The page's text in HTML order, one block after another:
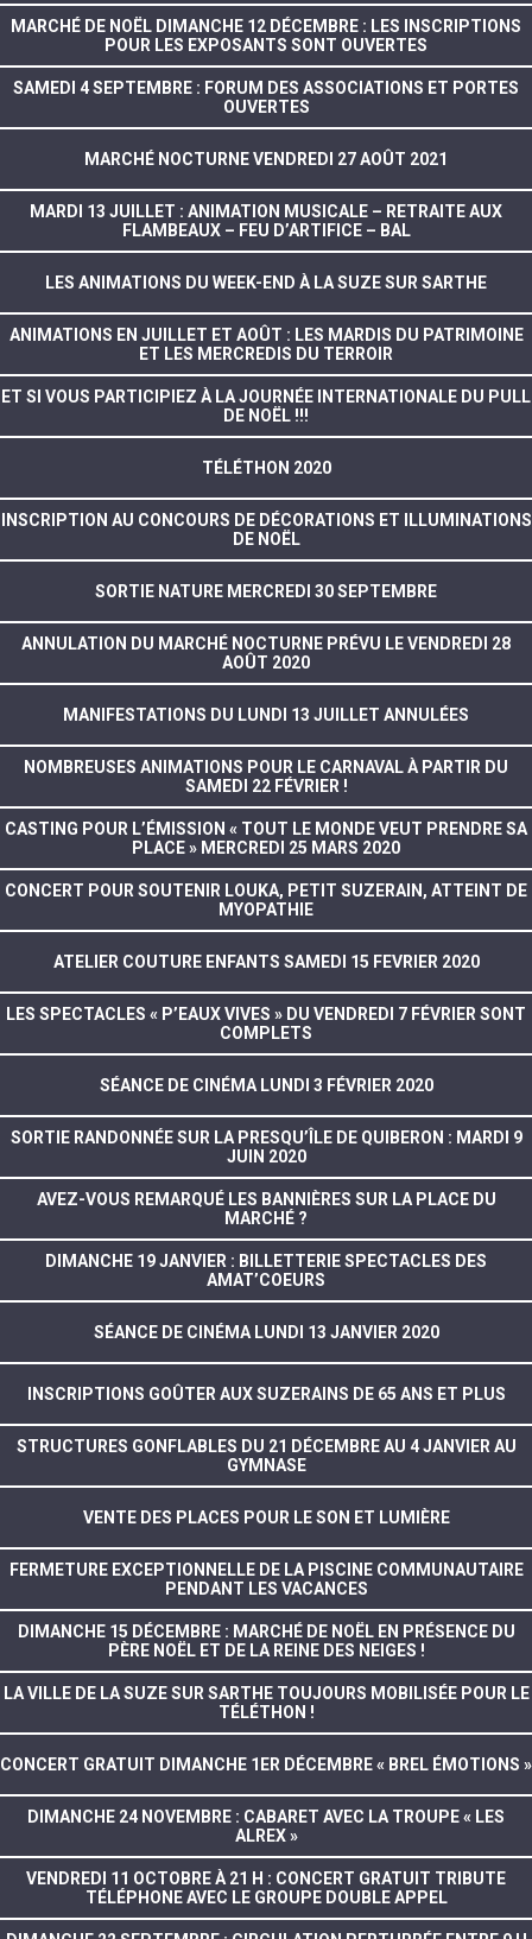
MARCHÉ DE NOËL DIMANCHE 12 DÉCEMBRE : LES INSCRIPTIONS
POUR LES EXPOSANTS SONT OUVERTES
SAMEDI 4 SEPTEMBRE : FORUM DES ASSOCIATIONS ET PORTES
OUVERTES
MARCHÉ NOCTURNE VENDREDI 27 AOÛT 2021
MARDI 13 JUILLET : ANIMATION MUSICALE – RETRAITE AUX
FLAMBEAUX – FEU D’ARTIFICE – BAL
LES ANIMATIONS DU WEEK-END À LA SUZE SUR SARTHE
ANIMATIONS EN JUILLET ET AOÛT : LES MARDIS DU PATRIMOINE
ET LES MERCREDIS DU TERROIR
ET SI VOUS PARTICIPIEZ À LA JOURNÉE INTERNATIONALE DU PULL
DE NOËL !!!
TÉLÉTHON 2020
INSCRIPTION AU CONCOURS DE DÉCORATIONS ET ILLUMINATIONS
DE NOËL
SORTIE NATURE MERCREDI 30 SEPTEMBRE
ANNULATION DU MARCHÉ NOCTURNE PRÉVU LE VENDREDI 28
AOÛT 2020
MANIFESTATIONS DU LUNDI 13 JUILLET ANNULÉES
NOMBREUSES ANIMATIONS POUR LE CARNAVAL À PARTIR DU
SAMEDI 22 FÉVRIER !
CASTING POUR L’ÉMISSION « TOUT LE MONDE VEUT PRENDRE SA
PLACE » MERCREDI 25 MARS 2020
CONCERT POUR SOUTENIR LOUKA, PETIT SUZERAIN, ATTEINT DE
MYOPATHIE
ATELIER COUTURE ENFANTS SAMEDI 15 FEVRIER 2020
LES SPECTACLES « P’EAUX VIVES » DU VENDREDI 7 FÉVRIER SONT
COMPLETS
SÉANCE DE CINÉMA LUNDI 3 FÉVRIER 2020
SORTIE RANDONNÉE SUR LA PRESQU’ÎLE DE QUIBERON : MARDI 9
JUIN 2020
AVEZ-VOUS REMARQUÉ LES BANNIÈRES SUR LA PLACE DU
MARCHÉ ?
DIMANCHE 19 JANVIER : BILLETTERIE SPECTACLES DES
AMAT’COEURS
SÉANCE DE CINÉMA LUNDI 13 JANVIER 2020
INSCRIPTIONS GOÛTER AUX SUZERAINS DE 65 ANS ET PLUS
STRUCTURES GONFLABLES DU 21 DÉCEMBRE AU 4 JANVIER AU
GYMNASE
VENTE DES PLACES POUR LE SON ET LUMIÈRE
FERMETURE EXCEPTIONNELLE DE LA PISCINE COMMUNAUTAIRE
PENDANT LES VACANCES
DIMANCHE 15 DÉCEMBRE : MARCHÉ DE NOËL EN PRÉSENCE DU
PÈRE NOËL ET DE LA REINE DES NEIGES !
LA VILLE DE LA SUZE SUR SARTHE TOUJOURS MOBILISÉE POUR LE
TÉLÉTHON !
CONCERT GRATUIT DIMANCHE 1ER DÉCEMBRE « BREL ÉMOTIONS »
DIMANCHE 24 NOVEMBRE : CABARET AVEC LA TROUPE « LES
ALREX »
VENDREDI 11 OCTOBRE À 21 H : CONCERT GRATUIT TRIBUTE
TÉLÉPHONE AVEC LE GROUPE DOUBLE APPEL